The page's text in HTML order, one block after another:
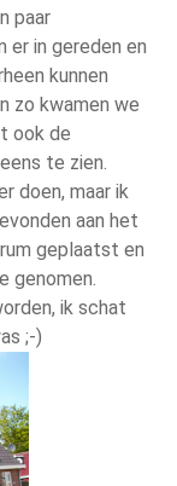
paar
er in gereden en
kunnen
zo kwamen we
ook de
te zien.
doen, maar ik
aan het
geplaatst en
genomen.
ik schat
;-)